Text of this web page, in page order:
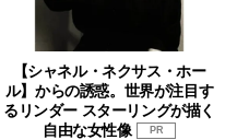
【シャネル・ネクサス・ホー
ル】からの誘惑。世界が注目す
るリンダー スターリングが描く
自由な女性像
PR